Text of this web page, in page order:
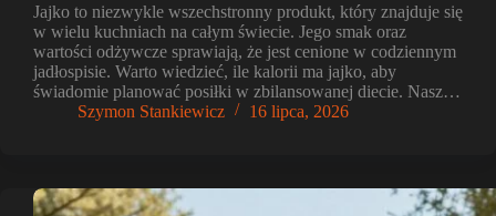
Jajko to niezwykle wszechstronny produkt, który znajduje się
w wielu kuchniach na całym świecie. Jego smak oraz
wartości odżywcze sprawiają, że jest cenione w codziennym
jadłospisie. Warto wiedzieć, ile kalorii ma jajko, aby
świadomie planować posiłki w zbilansowanej diecie. Nasz…
Szymon Stankiewicz
16 lipca, 2026